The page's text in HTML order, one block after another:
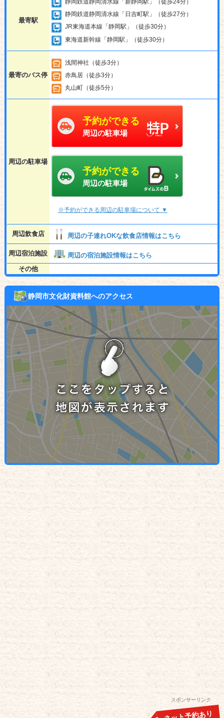
最寄駅
静岡鉄道静岡清水線「新静岡駅」（徒歩24分）
静岡鉄道静岡清水線「日吉町駅」（徒歩27分）
JR東海道本線「静岡駅」（徒歩30分）
東海道新幹線「静岡駅」（徒歩30分）
最寄のバス停
浅間神社（徒歩3分）
赤鳥居（徒歩3分）
丸山町（徒歩5分）
周辺の駐車場
予約ができる
周辺の駐車場
予約ができる
周辺の駐車場
※予約ができる周辺の駐車場について ▼
周辺飲食店 周辺の子連れOKな飲食店情報はこちら
周辺宿泊施設
周辺の宿泊施設情報はこちら
その他
静岡市文化財資料館へのアクセス
スポンサーリンク